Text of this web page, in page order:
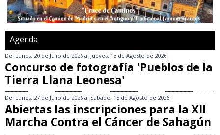
Agenda
Del Lunes, 20 de Julio de 2026 al Jueves, 13 de Agosto de 2026
Concurso de fotografía 'Pueblos de la
Tierra Llana Leonesa'
Del Lunes, 27 de Julio de 2026 al Sábado, 15 de Agosto de 2026
Abiertas las inscripciones para la XII
Marcha Contra el Cáncer de Sahagún